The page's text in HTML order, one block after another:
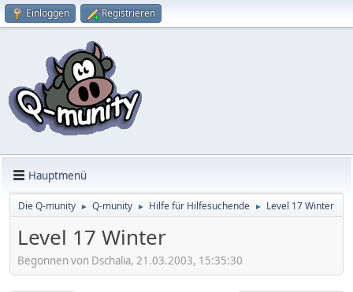
Einloggen Registrieren
Hauptmenü
Die Q-munity ► Q-munity ► Hilfe für Hilfesuchende ► Level 17 Winter
Level 17 Winter
Begonnen von Dschalia, 21.03.2003, 15:35:30